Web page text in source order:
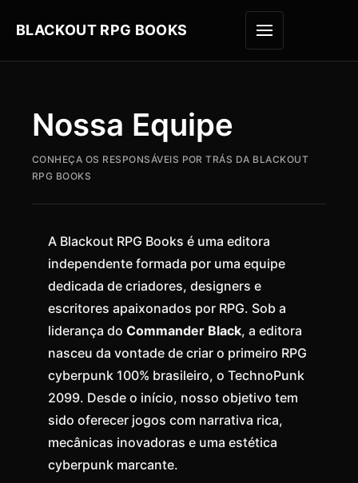
BLACKOUT RPG BOOKS ABRIR
Nossa Equipe
CONHEÇA OS RESPONSÁVEIS POR TRÁS DA BLACKOUT
RPG BOOKS
A Blackout RPG Books é uma editora
independente formada por uma equipe
dedicada de criadores, designers e
escritores apaixonados por RPG. Sob a
liderança do Commander Black, a editora
nasceu da vontade de criar o primeiro RPG
cyberpunk 100% brasileiro, o TechnoPunk
2099. Desde o início, nosso objetivo tem
sido oferecer jogos com narrativa rica,
mecânicas inovadoras e uma estética
cyberpunk marcante.